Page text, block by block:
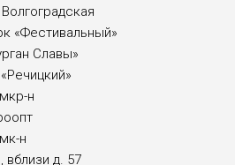
«Фестивальный»
Славы»
н
н
д. 57